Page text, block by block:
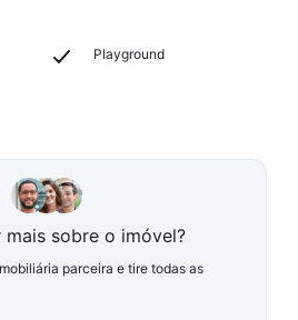
Playground
mais sobre o imóvel?
parceira e tire todas as